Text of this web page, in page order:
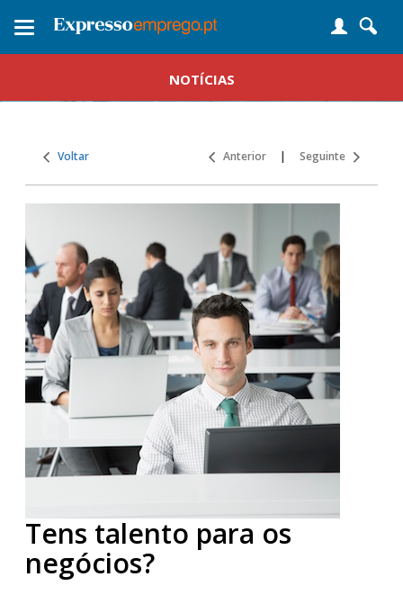
Toggle
NOTÍCIAS
Voltar Anterior | Seguinte
Tens talento para os
negócios?